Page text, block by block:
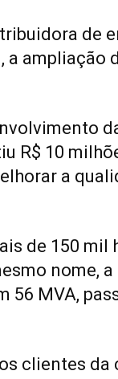
de
a ampliação
R$ 10
a
de 150 mil
nome, a
56 MVA,
clientes da